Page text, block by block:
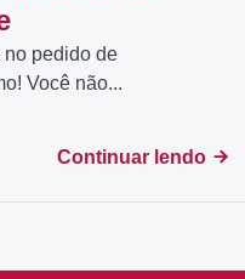
no pedido de
Você não...
Continuar lendo